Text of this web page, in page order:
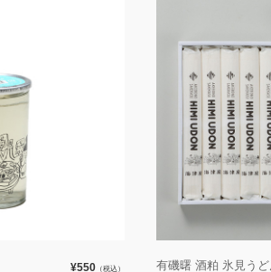
¥550 （税込） 有磯曙 酒粕 氷見う